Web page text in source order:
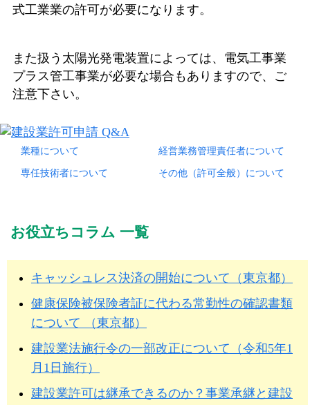
式工業業の許可が必要になります。
また扱う太陽光発電装置によっては、電気工事業
プラス管工事業が必要な場合もありますので、ご
注意下さい。
業種について 経営業務管理責任者について
専任技術者について その他（許可全般）について
お役立ちコラム 一覧
キャッシュレス決済の開始について（東京都）
健康保険被保険者証に代わる常勤性の確認書類
について （東京都）
建設業法施行令の一部改正について（令和5年1
月1日施行）
建設業許可は継承できるのか？事業承継と建設